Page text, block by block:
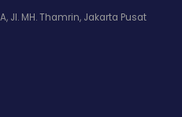
Jl. MH. Thamrin, Jakarta Pusat